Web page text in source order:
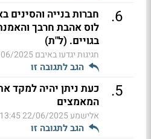
6
.
חברות בנייה והסינים
לוס אהבת חרבך
בגויים. (ל"ת)
חגיגות יגדעו באיבם2025 13:46
הגב לתגובה זו
5
.
כעת ניתן יהיה למקד
המאמצים
אלישמע22/06/2025 13:45
הגב לתגובה זו